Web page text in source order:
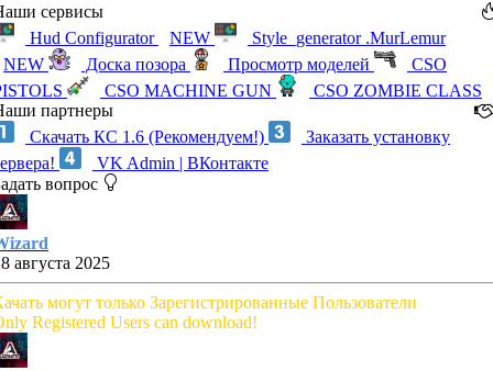
сервисы
Hud Configurator
NEW
Style_generator .MurLemur
NEW
Доска позора Просмотр моделей
CSO
CSO MACHINE GUN
CSO ZOMBIE CLASS
партнеры
Скачать КС 1.6 (Рекомендуем!)
Заказать установку
VK Admin | ВКонтакте
вопрос
августа 2025
могут только Зарегистрированные Пользователи
Registered Users can download!